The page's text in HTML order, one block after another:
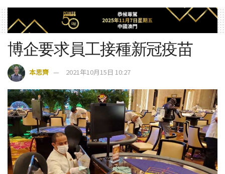
博企要求員工接種新冠疫苗
本思齊 2021年10月15日 10:27